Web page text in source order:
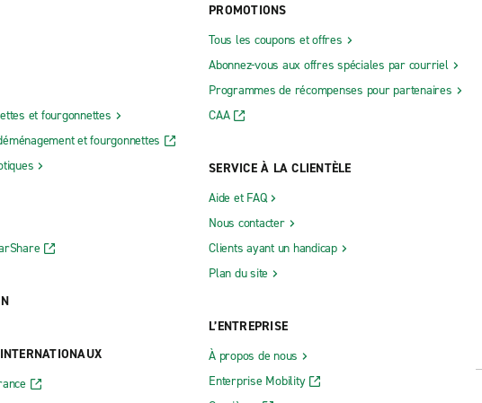
et fourgonnettes
et fourgonnettes
PROMOTIONS
Tous les coupons et offres
Abonnez-vous aux offres spéciales par courriel
Programmes de récompenses pour partenaires
CAA
SERVICE À LA CLIENTÈLE
Aide et FAQ
Nous contacter
Clients ayant un handicap
Plan du site
L’ENTREPRISE
À propos de nous
Enterprise Mobility